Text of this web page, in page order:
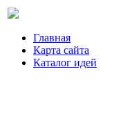
Главная
Карта сайта
Каталог идей